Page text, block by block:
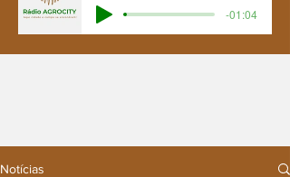
-01:04
Notícias